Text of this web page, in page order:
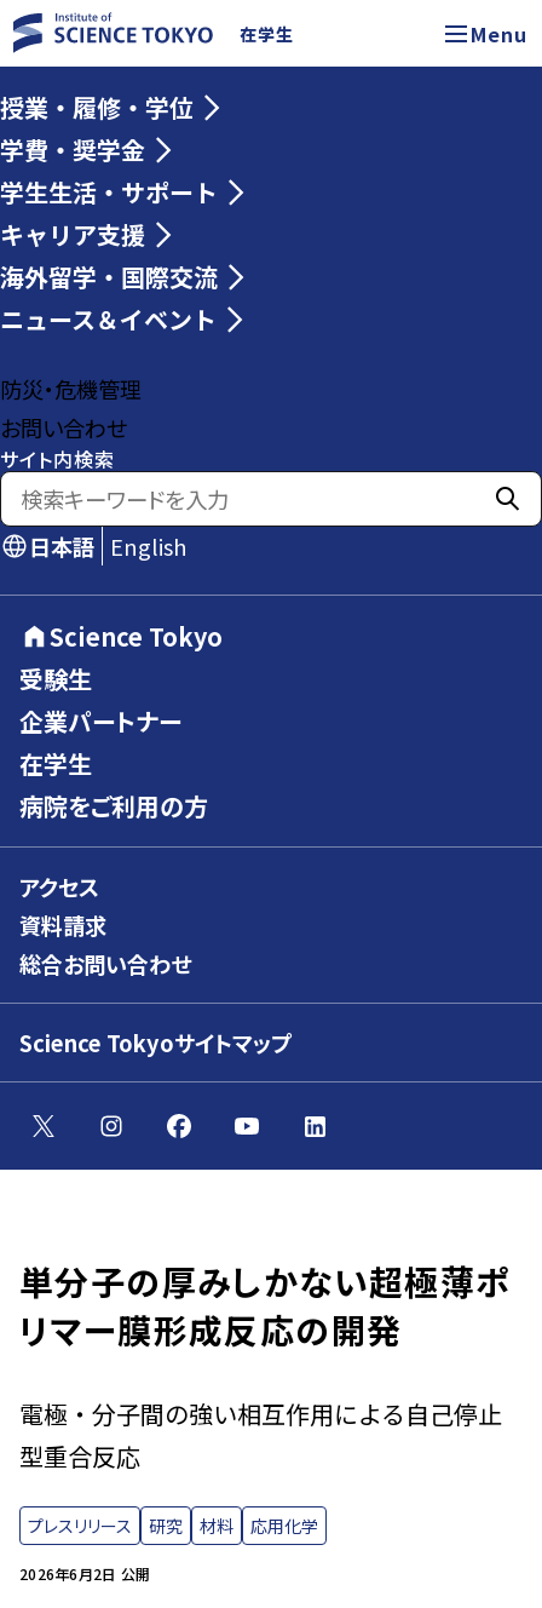
在学生 Menu
授業・履修・学位
学費・奨学金
学生生活・サポート
キャリア支援
海外留学・国際交流
ニュース＆イベント
防災・危機管理
お問い合わせ
サイト内検索
日本語 English
Science Tokyo
受験生
企業パートナー
在学生
病院をご利用の方
アクセス
資料請求
総合お問い合わせ
Science Tokyoサイトマップ
単分子の厚みしかない超極薄ポ
リマー膜形成反応の開発
2026年6月2日 公開
電極・分子間の強い相互作用による自己停止
型重合反応
プレスリリース 研究 材料 応用化学